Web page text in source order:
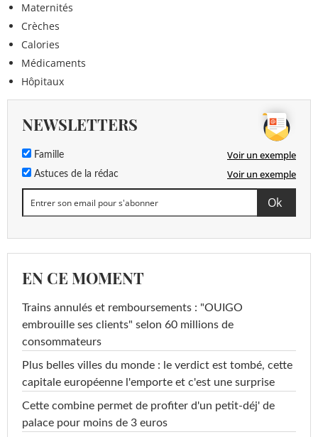
Maternités
Crèches
Calories
Médicaments
Hôpitaux
NEWSLETTERS
Famille Voir un exemple
Astuces de la rédac Voir un exemple
EN CE MOMENT
Trains annulés et remboursements : "OUIGO
embrouille ses clients" selon 60 millions de
consommateurs
Plus belles villes du monde : le verdict est tombé, cette
capitale européenne l'emporte et c'est une surprise
Cette combine permet de profiter d'un petit-déj' de
palace pour moins de 3 euros